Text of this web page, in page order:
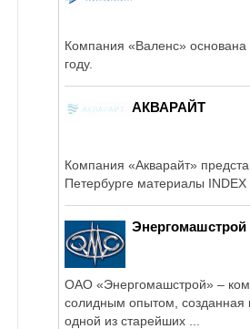
Компания «Валенс» основана
году.
АКВАРАЙТ
Компания «Акварайт»
Петербурге материалы INDEX
Энергомашстрой
ОАО «Энергомашстрой» –
солидным опытом, созданная
одной из старейших ...